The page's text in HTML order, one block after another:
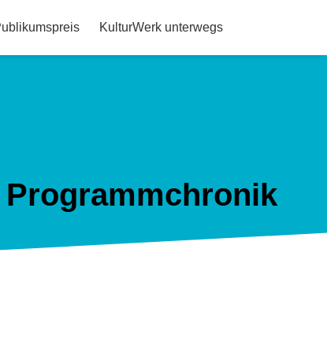
KulturWerk unterwegs
Programmchronik